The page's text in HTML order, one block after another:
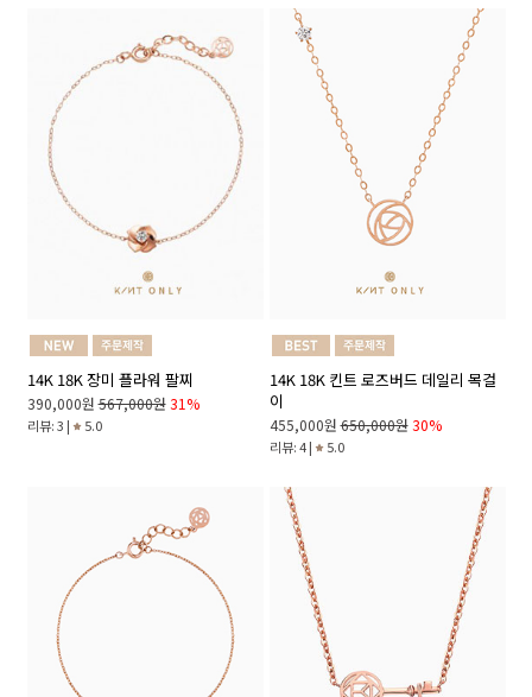
14K 18K 장미 플라워 팔찌
390,000원 567,000원 31%
리뷰: 3 | 5.0
14K 18K 킨트 로즈버드 데일리 목걸
이
455,000원 650,000원 30%
리뷰: 4 | 5.0